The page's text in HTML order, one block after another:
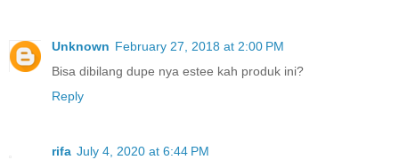
Unknown February 27, 2018 at 2:00 PM
Bisa dibilang dupe nya estee kah produk ini?
Reply
rifa July 4, 2020 at 6:44 PM